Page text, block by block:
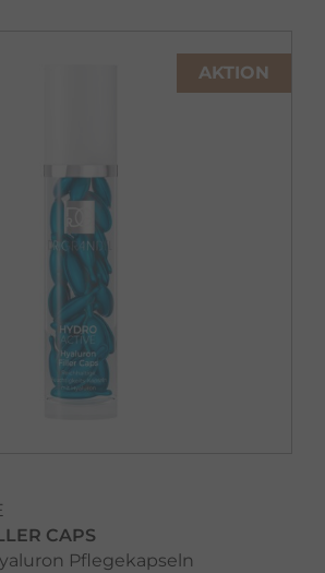
AKTION
CAPS
Pflegekapseln